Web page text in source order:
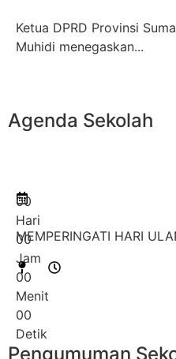
Ketua DPRD Provinsi
Muhidi menegaskan...
Agenda Sekolah
MEMPERINGATI HARI
00
Hari
00
Jam
00
Menit
00
Detik
Pengumuman